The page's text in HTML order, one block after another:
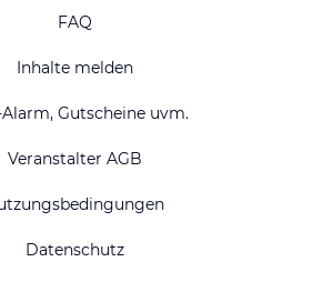
FAQ
Inhalte melden
Gutscheine uvm.
Veranstalter AGB
Datenschutz